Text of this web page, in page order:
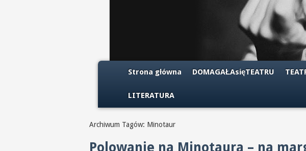
Strona główna DOMAGAŁAsięTEATRU
LITERATURA
Archiwum Tagów: Minotaur
Polowanie na Minotaura – na